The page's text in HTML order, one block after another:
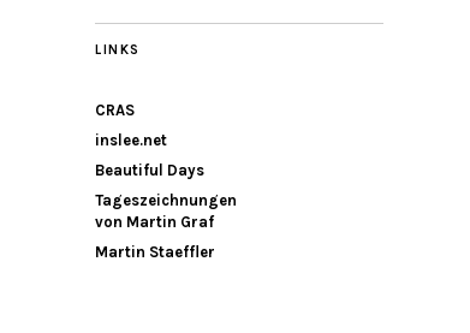
LINKS
CRAS
inslee.net
Beautiful Days
Tageszeichnungen
von Martin Graf
Martin Staeffler